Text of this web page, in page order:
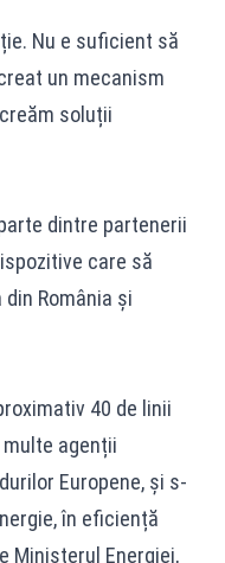
Nu e suficient să
un mecanism
soluții
dintre partenerii
care să
România și
40 de linii
agenții
Europene, și s-
în eficiență
Ministerul Energiei,